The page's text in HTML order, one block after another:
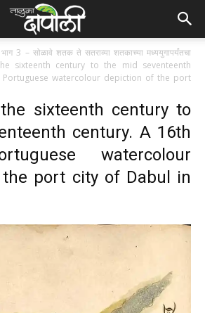
भाग 3 – सोळावे शतक ते सतराव्या शतकाच्या मध्ययुगापर्यंतचा
sixteenth century to the mid seventeenth
Portuguese watercolour depiction of the port
sixteenth century to
century. A 16th
watercolour
port city of Dabul in